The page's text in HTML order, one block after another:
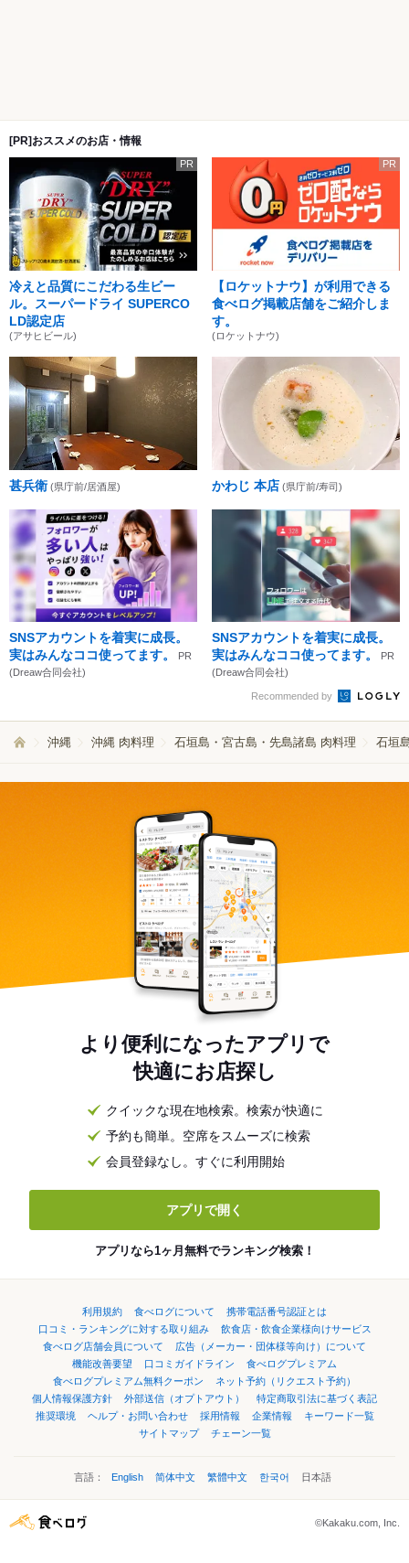
[PR]おススメのお店・情報
PR
冷えと品質にこだわる生ビー
ル。スーパードライ SUPERCO
LD認定店
(アサヒビール)
PR
【ロケットナウ】が利用できる
食べログ掲載店舗をご紹介しま
す。
(ロケットナウ)
甚兵衛 (県庁前/居酒屋) かわじ 本店 (県庁前/寿司)
SNSアカウントを着実に成長。
実はみんなココ使ってます。
PR
(Dreaw合同会社)
SNSアカウントを着実に成長。
実はみんなココ使ってます。
PR
(Dreaw合同会社)
Recommended by
沖縄 沖縄 肉料理 石垣島・宮古島・先島諸島 肉料理 石垣
より便利になったアプリで
快適にお店探し
クイックな現在地検索。検索が快適に
予約も簡単。空席をスムーズに検索
会員登録なし。すぐに利用開始
アプリで開く
アプリなら1ヶ月無料でランキング検索！
利用規約 食べログについて
携帯電話番号認証とは
口コミ・ランキングに対する取り組み
飲食店・飲食企業様向けサービス
食べログ店舗会員について
広告（メーカー・団体様等向け）について
機能改善要望
口コミガイドライン
食べログプレミアム
食べログプレミアム無料クーポン
ネット予約（リクエスト予約）
個人情報保護方針
外部送信（オプトアウト）
特定商取引法に基づく表記
推奨環境
ヘルプ・お問い合わせ 採用情報 企業情報
キーワード一覧
サイトマップ
チェーン一覧
言語： English 简体中文 繁體中文 한국어 日本語
©Kakaku.com, Inc.